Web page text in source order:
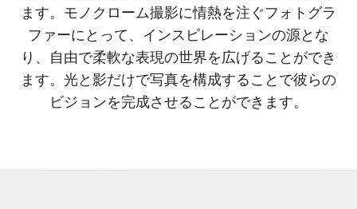
ます。モノクローム撮影に情熱を注ぐフォトグラ
ファーにとって、インスピレーションの源とな
り、自由で柔軟な表現の世界を広げることができ
ます。光と影だけで写真を構成することで彼らの
ビジョンを完成させることができます。